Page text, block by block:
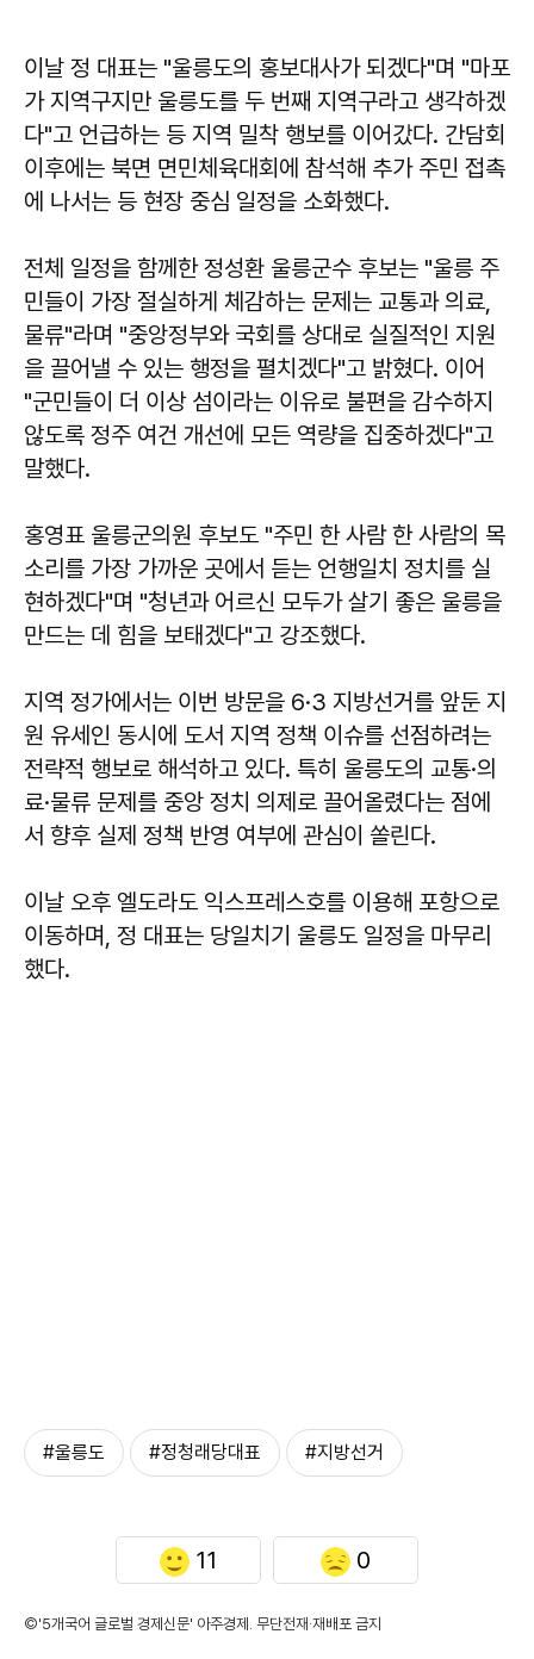
이날 정 대표는 "울릉도의 홍보대사가 되겠다"며 "마포
가 지역구지만 울릉도를 두 번째 지역구라고 생각하겠
다"고 언급하는 등 지역 밀착 행보를 이어갔다. 간담회
이후에는 북면 면민체육대회에 참석해 추가 주민 접촉
에 나서는 등 현장 중심 일정을 소화했다.
전체 일정을 함께한정성환 울릉군수 후보는 "울릉 주
민들이 가장 절실하게 체감하는 문제는 교통과 의료,
물류"라며 "중앙정부와 국회를 상대로 실질적인 지원
을 끌어낼 수 있는 행정을 펼치겠다"고 밝혔다. 이어
"군민들이 더 이상 섬이라는 이유로 불편을 감수하지
않도록 정주 여건 개선에 모든 역량을 집중하겠다"고
말했다.
홍영표 울릉군의원 후보도 "주민 한 사람 한 사람의 목
소리를 가장 가까운 곳에서 듣는 언행일치 정치를 실
현하겠다"며 "청년과 어르신 모두가 살기 좋은 울릉을
만드는 데 힘을 보태겠다"고 강조했다.
지역 정가에서는 이번 방문을 6·3 지방선거를 앞둔 지
원 유세인 동시에 도서 지역 정책 이슈를 선점하려는
전략적 행보로 해석하고 있다. 특히 울릉도의 교통·의
료·물류 문제를 중앙 정치 의제로 끌어올렸다는 점에
서 향후 실제 정책 반영 여부에 관심이 쏠린다.
이날 오후 엘도라도 익스프레스호를 이용해 포항으로
이동하며, 정 대표는 당일치기 울릉도 일정을 마무리
했다.
#울릉도 #정청래당대표 #지방선거
11 0
©'5개국어 글로벌 경제신문' 아주경제. 무단전재·재배포 금지